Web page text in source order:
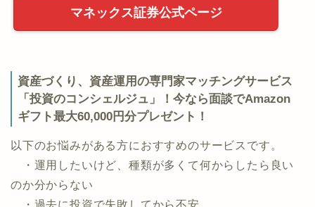
マネックス証券公式ページ
資産づくり、資産運用の専門家マッチングサービス
「投資のコンシェルジュ」！今なら面談でAmazon
ギフト最大60,000円分プレゼント！